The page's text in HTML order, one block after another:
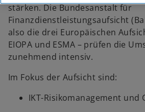
stärken. Die Bundesanstalt für
Finanzdienstleistungsaufsicht
also die drei Europäischen
EIOPA und ESMA – prüfen die
zunehmend intensiv.
Im Fokus der Aufsicht sind:
IKT-Risikomanagement und